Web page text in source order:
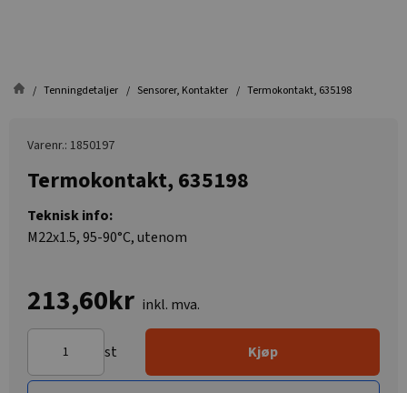
Tenningdetaljer Sensorer, Kontakter Termokontakt, 635198
Varenr.: 1850197
Termokontakt, 635198
Teknisk info:
M22x1.5, 95-90°C, utenom
213,60kr inkl. mva.
st Kjøp